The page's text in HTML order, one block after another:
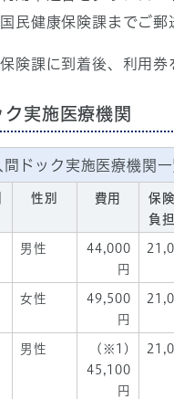
民健康保険課までご郵
険課に到着後、利用券
ク実施医療機関
間ドック実施医療機関
性別 費用
保
負
男性
44,000
円
女性
49,500
円
男性
(※1)
45,100
円